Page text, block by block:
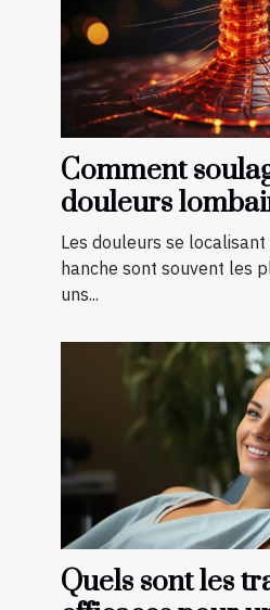
Comment
douleurs
quelques
Les douleurs se localisant
hanche sont souvent les
uns...
Quels sont les